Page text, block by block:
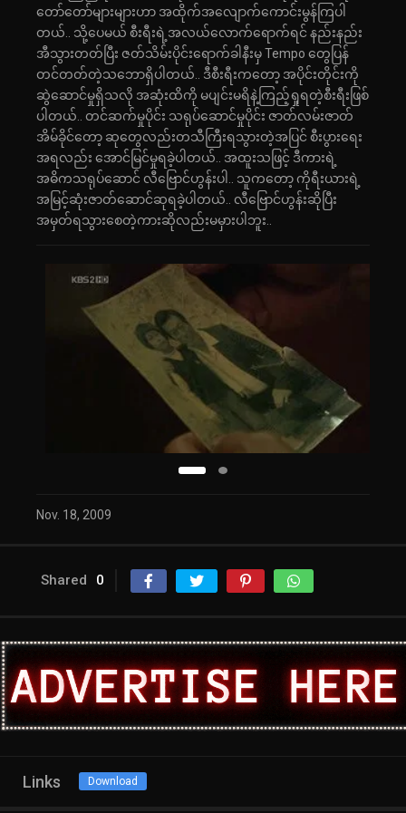
တော်တော်များများဟာ အထိုက်အလျောက်ကောင်းမွန်ကြပါ
တယ်.. သို့ပေမယ် စီးရီးရဲ့အလယ်လောက်ရောက်ရင် နည်းနည်း
အီသွားတတ်ပြီး ဇတ်သိမ်းပိုင်းရောက်ခါနီးမှ Tempo တွေပြန်
တင်တတ်တဲ့သဘောရှိပါတယ်.. ဒီစီးရီးကတော့ အပိုင်းတိုင်းကို
ဆွဲဆောင်မှုရှိသလို အဆုံးထိကို မပျင်းမရိနဲ့ကြည့်ရှုရတဲ့စီးရီးဖြစ်
ပါတယ်.. တင်ဆက်မှုပိုင်း သရုပ်ဆောင်မှုပိုင်း ဇာတ်လမ်းဇာတ်
အိမ်ခိုင်တော့ ဆုတွေလည်းတသီကြီးရသွားတဲ့အပြင် စီးပွားရေး
အရလည်း အောင်မြင်မှုရခဲ့ပါတယ်.. အထူးသဖြင့် ဒီကားရဲ့
အဓိကသရုပ်ဆောင် လီဗြောင်ဟွန်းပါ.. သူကတော့ ကိုရီးယားရဲ့
အမြင့်ဆုံးဇာတ်ဆောင်ဆုရခဲ့ပါတယ်.. လီဗြောင်ဟွန်းဆိုပြီး
အမှတ်ရသွားစေတဲ့ကားဆိုလည်းမမှားပါဘူး..
Nov. 18, 2009
Shared 0
Links Download